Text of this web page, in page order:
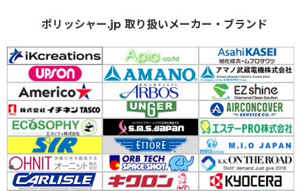
ポリッシャー.jp 取り扱いメーカー・ブランド